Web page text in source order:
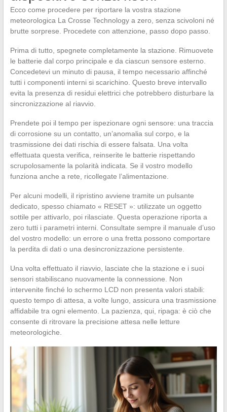
Ecco come procedere per riportare la vostra stazione
meteorologica La Crosse Technology a zero, senza scivoloni né
brutte sorprese. Procedete con attenzione, passo dopo passo.
Prima di tutto, spegnete completamente la stazione. Rimuovete
le batterie dal corpo principale e da ciascun sensore esterno.
Concedetevi un minuto di pausa, il tempo necessario affinché
tutti i componenti interni si scarichino. Questo breve intervallo
evita la presenza di residui elettrici che potrebbero disturbare la
sincronizzazione al riavvio.
Prendete poi il tempo per ispezionare ogni sensore: una traccia
di corrosione su un contatto, un’anomalia sul corpo, e la
trasmissione dei dati rischia di essere falsata. Una volta
effettuata questa verifica, reinserite le batterie rispettando
scrupolosamente la polarità indicata. Se il vostro modello
funziona anche a rete, ricollegate l’alimentazione.
Per alcuni modelli, il ripristino avviene tramite un pulsante
dedicato, spesso chiamato « RESET »: utilizzate un oggetto
sottile per attivarlo, poi rilasciate. Questa operazione riporta a
zero tutti i parametri interni. Consultate sempre il manuale d’uso
del vostro modello: un errore o una fretta possono comportare
la perdita di dati o una desincronizzazione persistente.
Una volta effettuato il riavvio, lasciate che la stazione e i suoi
sensori stabiliscano nuovamente la connessione. Non
intervenite finché lo schermo LCD non presenta valori stabili:
questo tempo di attesa, a volte lungo, assicura una trasmissione
affidabile tra ogni elemento. La pazienza, qui, ripaga: è ciò che
consente di ritrovare la precisione attesa nelle letture
meteorologiche.